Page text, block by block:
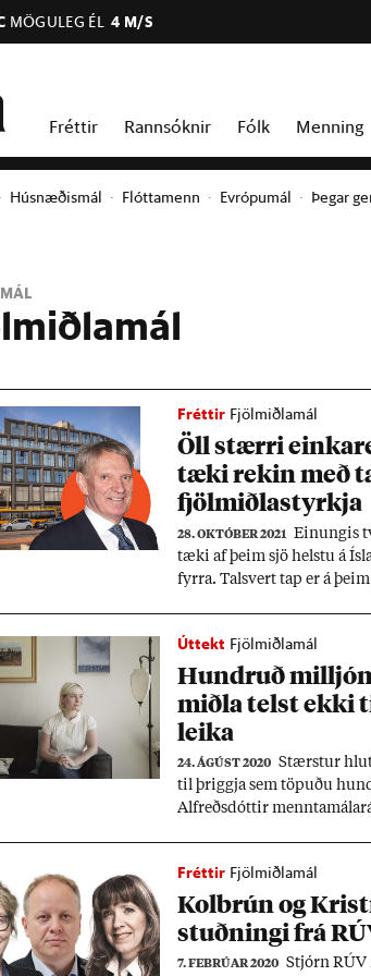
MÖGULEG ÉL 4 M/S
Fréttir Rannsóknir Fólk Menning
Húsnæðismál Flóttamenn Evrópumál Þegar
Fréttir Fjölmiðlamál
Öll stærri
tæki rek­in með
fjöl­miðla­styrkja
28. OKTÓBER 2021
Ein­ung­is
tæki af þeim sjö helstu á
fyrra. Tals­vert tap er á
Úttekt Fjölmiðlamál
Hundruð
miðla telst ekki
leika
24. ÁGÚST 2020
Stærst­ur
til þriggja sem töp­uðu
Al­freðs­dótt­ir
pen­ing­um aus­ið til
Fréttir Fjölmiðlamál
Kol­brún og
stuðn­ingi frá
7. FEBRÚAR 2020
Stjórn